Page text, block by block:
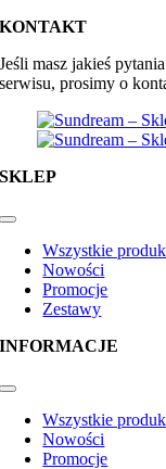
KONTAKT
Jeśli masz jakieś
serwisu, prosimy o
SKLEP
Toggle
NavigationWszystkie
Nowości
Promocje
Zestawy
INFORMACJE
Toggle
NavigationWszystkie
Nowości
Promocje